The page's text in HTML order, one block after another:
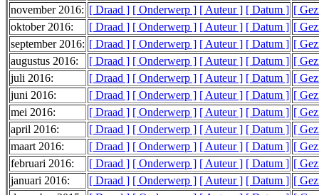
november 2016: [ Draad ] [ Onderwerp ] [ Auteur ] [ Datum ] [
oktober 2016:
[ Draad ] [ Onderwerp ] [ Auteur ] [ Datum ] [
september 2016: [ Draad ] [ Onderwerp ] [ Auteur ] [ Datum ] [
augustus 2016:
[ Draad ] [ Onderwerp ] [ Auteur ] [ Datum ] [
juli 2016:
[ Draad ] [ Onderwerp ] [ Auteur ] [ Datum ] [
juni 2016:
[ Draad ] [ Onderwerp ] [ Auteur ] [ Datum ] [
mei 2016:
[ Draad ] [ Onderwerp ] [ Auteur ] [ Datum ] [
april 2016:
[ Draad ] [ Onderwerp ] [ Auteur ] [ Datum ] [
maart 2016:
[ Draad ] [ Onderwerp ] [ Auteur ] [ Datum ] [
februari 2016:
[ Draad ] [ Onderwerp ] [ Auteur ] [ Datum ] [
januari 2016:
[ Draad ] [ Onderwerp ] [ Auteur ] [ Datum ] [